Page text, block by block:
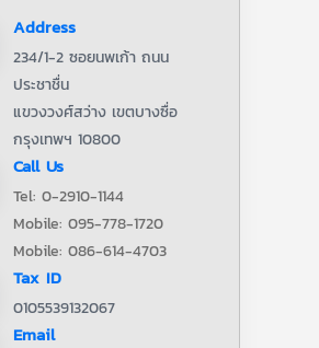
Address
234/1-2 ซอยนพเก้า ถนน
ประชาชื่น
แขวงวงศ์สว่าง เขตบางซื่อ
กรุงเทพฯ 10800
Call Us
Tel: 0-2910-1144
Mobile: 095-778-1720
Mobile: 086-614-4703
Tax ID
0105539132067
Email